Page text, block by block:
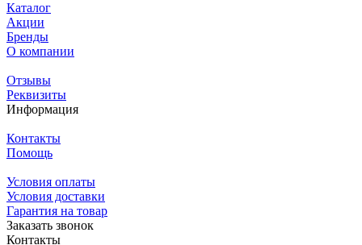
Каталог
Акции
Бренды
О компании
Отзывы
Реквизиты
Информация
Контакты
Помощь
Условия оплаты
Условия доставки
Гарантия на товар
Заказать звонок
Контакты